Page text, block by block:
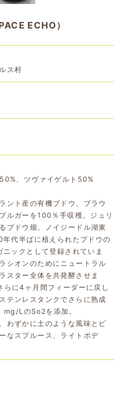
ECHO）
ス村
、ツヴァイゲルト50%
ント産の有機ブドウ、ブラウ
ルガーを100％手収穫。ジュリ
ブドウ畑。ノイジードル湖東
代半ばに植えられたブドウの
ックとして登録されていま
シオンのためにニュートラル
スター全体を共発酵させま
らに4ヶ月間フィーダーに戻し
テンレスタンクでさらに熟成
mg/LのSo2を添加。
わずかに土のような風味とピ
なスプルース、ライトボデ